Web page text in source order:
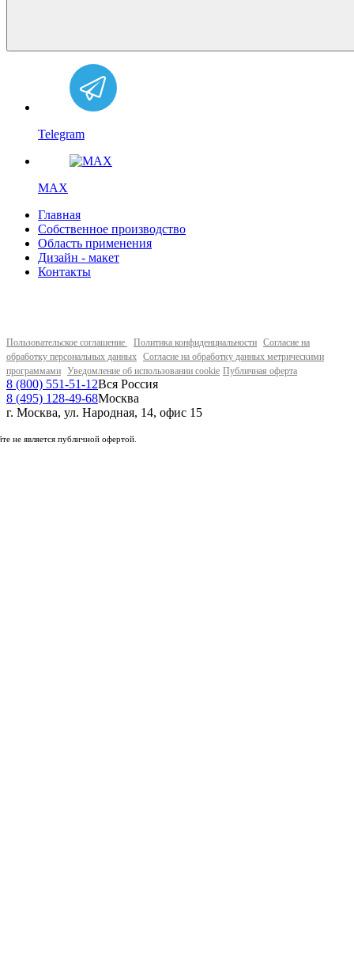
Telegram
MAX
Главная
Собственное производство
Область применения
Дизайн - макет
Контакты
Пользовательское соглашение Политика конфиденциальности Согласие на
обработку персональных данных Согласие на обработку данных метрическими
программами Уведомление об использовании cookie Публичная оферта
8 (800) 551-51-12Вся Россия
8 (495) 128-49-68Москва
г. Москва, ул. Народная, 14, офис 15
не является публичной офертой.